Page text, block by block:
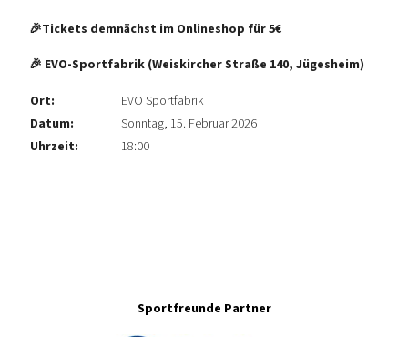
🎉Tickets demnächst im Onlineshop für 5€
🎉 EVO-Sportfabrik (Weiskircher Straße 140, Jügesheim)
Ort:
EVO Sportfabrik
Datum:
Sonntag, 15. Februar 2026
Uhrzeit:
18:00
Sportfreunde Partner